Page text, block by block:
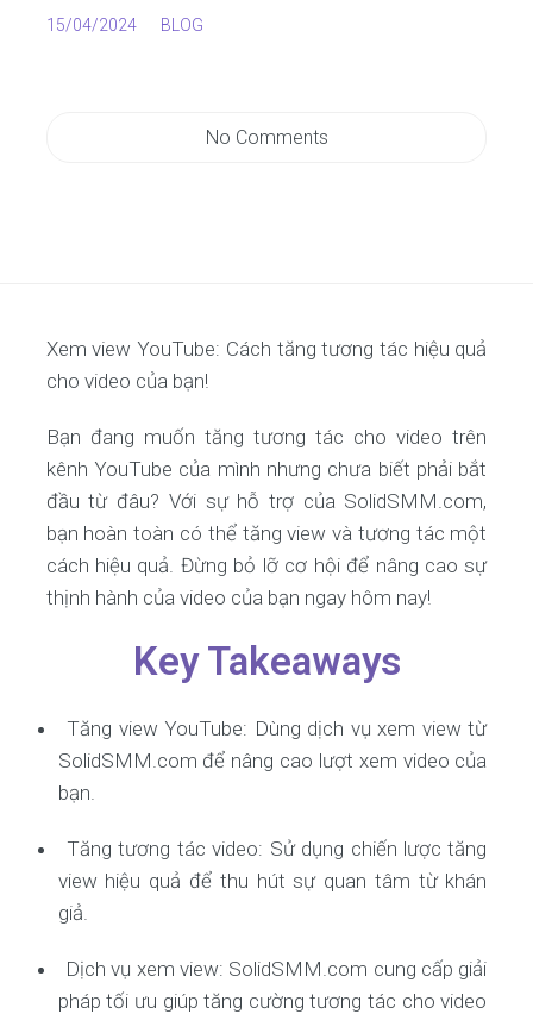
15/04/2024 BLOG
No Comments
Xem view YouTube: Cách tăng tương tác hiệu quả
cho video của bạn!
Bạn đang muốn tăng tương tác cho video trên
kênh YouTube của mình nhưng chưa biết phải bắt
đầu từ đâu? Với sự hỗ trợ của SolidSMM.com,
bạn hoàn toàn có thể tăng view và tương tác một
cách hiệu quả. Đừng bỏ lỡ cơ hội để nâng cao sự
thịnh hành của video của bạn ngay hôm nay!
Key Takeaways
Tăng view YouTube: Dùng dịch vụ xem view từ
SolidSMM.com để nâng cao lượt xem video của
bạn.
Tăng tương tác video: Sử dụng chiến lược tăng
view hiệu quả để thu hút sự quan tâm từ khán
giả.
Dịch vụ xem view: SolidSMM.com cung cấp giải
pháp tối ưu giúp tăng cường tương tác cho video